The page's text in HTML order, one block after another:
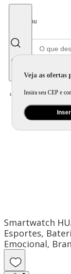
Menu
Veja as ofertas
Insira seu CEP e
Home Celular Tablet e Smartwatch
Smartwatch
Esportes,
Emocional,